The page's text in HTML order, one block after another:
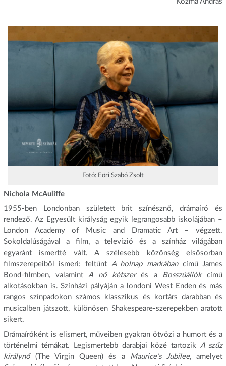
Fotó: Eöri Szabó Zsolt
Nichola McAuliffe
1955-ben Londonban született brit színésznő, drámaíró és
rendező. Az Egyesült királyság egyik legrangosabb iskolájában –
London Academy of Music and Dramatic Art – végzett.
Sokoldalúságával a film, a televízió és a színház világában
egyaránt ismertté vált. A szélesebb közönség elsősorban
filmszerepeiből ismeri: feltűnt A holnap markábancímű James
Bond-filmben, valamintA nő kétszerés a Bosszúállókcímű
alkotásokban is. Színházi pályáján a londoni West Enden és más
rangos színpadokon számos klasszikus és kortárs darabban és
musicalben játszott, különösen Shakespeare-szerepekben aratott
sikert.
Drámaíróként is elismert, műveiben gyakran ötvözi a humort és a
történelmi témákat. Legismertebb darabjai közé tartozik A szűz
királynő(The Virgin Queen) és a Maurice’s Jubilee, amelyet